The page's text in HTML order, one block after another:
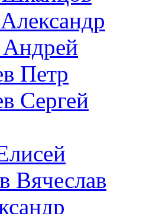
Петр
Сергей
Вячеслав